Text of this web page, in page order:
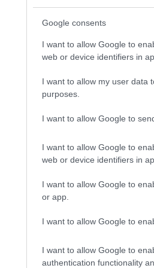
Google consents
I want to allow Google to
web or device identifiers in
I want to allow my user data
purposes.
I want to allow Google to
I want to allow Google to
web or device identifiers in
I want to allow Google to
or app.
I want to allow Google to
I want to allow Google to
authentication functionality
«Ταξίδι»
Πώς να